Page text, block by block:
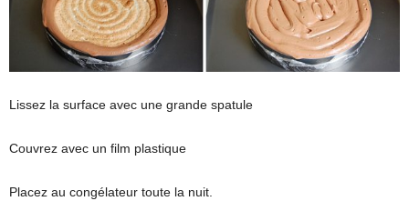
Lissez la surface avec une grande spatule
Couvrez avec un film plastique
Placez au congélateur toute la nuit.